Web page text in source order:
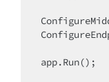
app.Run();